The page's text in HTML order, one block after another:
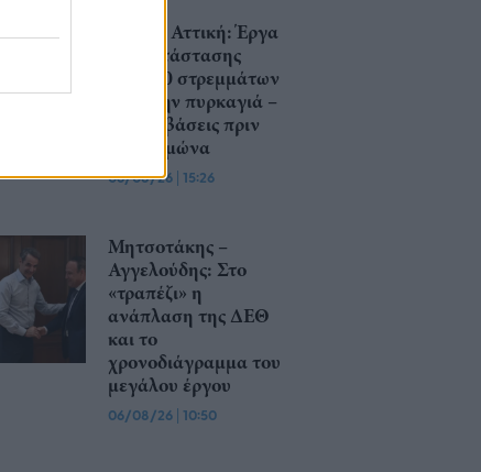
Δυτική Αττική: Έργα
αποκατάστασης
113.000 στρεμμάτων
μετά την πυρκαγιά –
Παρεμβάσεις πριν
τον χειμώνα
06/08/26 | 15:26
Μητσοτάκης –
Αγγελούδης: Στο
«τραπέζι» η
ανάπλαση της ΔΕΘ
και το
χρονοδιάγραμμα του
μεγάλου έργου
06/08/26 | 10:50